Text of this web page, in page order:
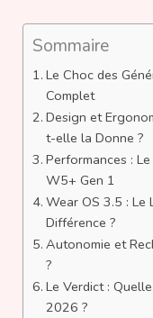
Sommaire
Le Choc des
Complet
Design et
t-elle la Donne ?
Performances :
W5+ Gen 1
Wear OS 3.5 : Le
Différence ?
Autonomie et
?
Le Verdict :
2026 ?